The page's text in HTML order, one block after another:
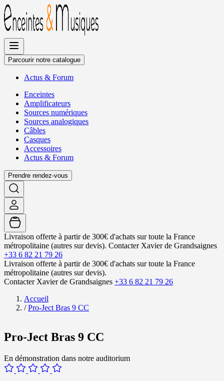
Allez
au
contenu
Parcourir notre catalogue
Actus & Forum
Enceintes
Amplificateurs
Sources numériques
Sources analogiques
Câbles
Casques
Accessoires
Actus & Forum
Prendre rendez-vous
Livraison offerte à partir de 300€ d'achats sur toute la France
métropolitaine (autres sur devis). Contacter Xavier de Grandsaignes
+33 6 82 21 79 26
Livraison offerte à partir de 300€ d'achats sur toute la France
métropolitaine (autres sur devis).
Contacter Xavier de Grandsaignes +33 6 82 21 79 26
Accueil
/ Pro-Ject Bras 9 CC
Pro-Ject Bras 9 CC
En démonstration dans notre auditorium